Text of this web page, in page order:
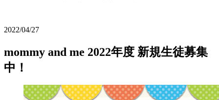
2022/04/27
mommy and me 2022年度 新規生徒募集
中！